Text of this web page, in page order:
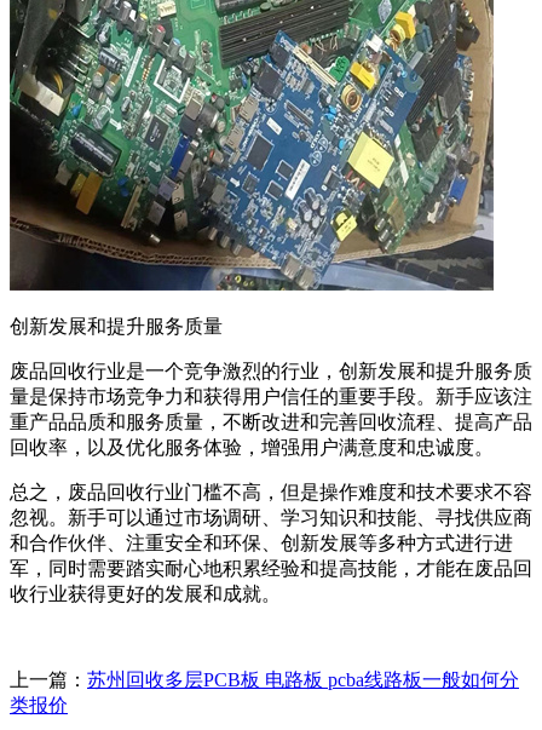
创新发展和提升服务质量
废品回收行业是一个竞争激烈的行业，创新发展和提升服务质
量是保持市场竞争力和获得用户信任的重要手段。新手应该注
重产品品质和服务质量，不断改进和完善回收流程、提高产品
回收率，以及优化服务体验，增强用户满意度和忠诚度。
总之，废品回收行业门槛不高，但是操作难度和技术要求不容
忽视。新手可以通过市场调研、学习知识和技能、寻找供应商
和合作伙伴、注重安全和环保、创新发展等多种方式进行进
军，同时需要踏实耐心地积累经验和提高技能，才能在废品回
收行业获得更好的发展和成就。
上一篇： 苏州回收多层PCB板 电路板 pcba线路板一般如何分
类报价